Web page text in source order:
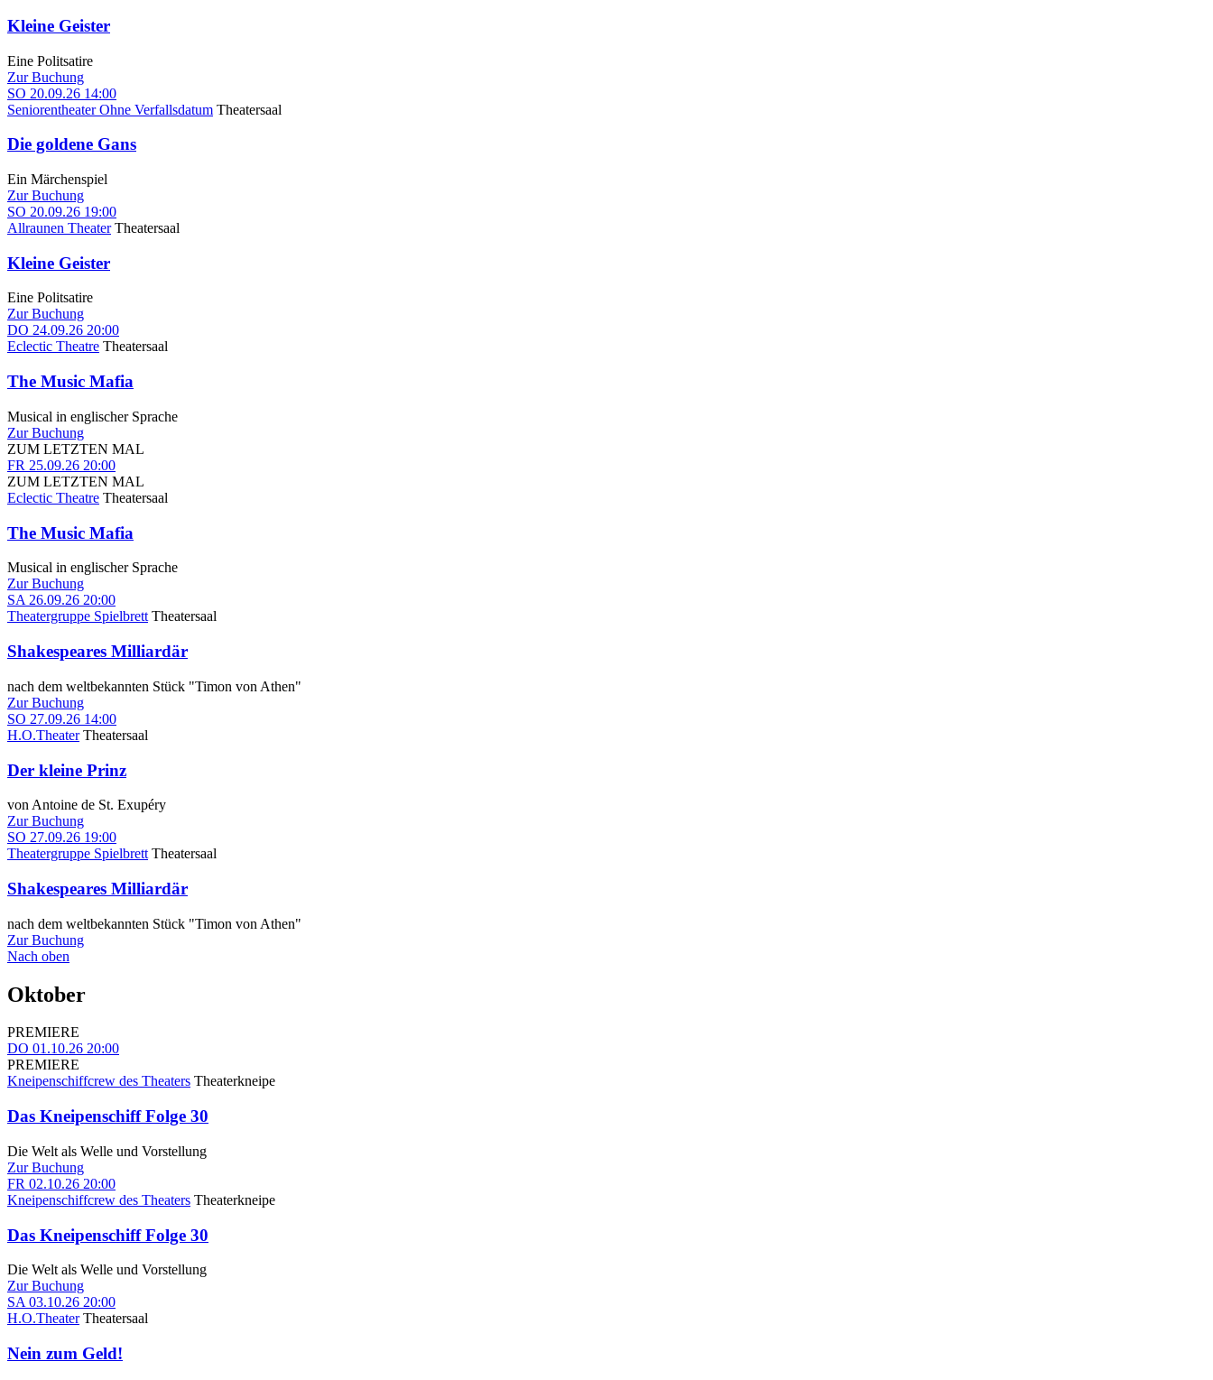
Kleine Geister
Eine Politsatire
Zur Buchung
SO 20.09.26 14:00
Seniorentheater Ohne Verfallsdatum Theatersaal
Die goldene Gans
Ein Märchenspiel
Zur Buchung
SO 20.09.26 19:00
Allraunen Theater Theatersaal
Kleine Geister
Eine Politsatire
Zur Buchung
DO 24.09.26 20:00
Eclectic Theatre Theatersaal
The Music Mafia
Musical in englischer Sprache
Zur Buchung
ZUM LETZTEN MAL
FR 25.09.26 20:00
ZUM LETZTEN MAL
Eclectic Theatre Theatersaal
The Music Mafia
Musical in englischer Sprache
Zur Buchung
SA 26.09.26 20:00
Theatergruppe Spielbrett Theatersaal
Shakespeares Milliardär
nach dem weltbekannten Stück "Timon von Athen"
Zur Buchung
SO 27.09.26 14:00
H.O.Theater Theatersaal
Der kleine Prinz
von Antoine de St. Exupéry
Zur Buchung
SO 27.09.26 19:00
Theatergruppe Spielbrett Theatersaal
Shakespeares Milliardär
nach dem weltbekannten Stück "Timon von Athen"
Zur Buchung
Nach oben
Oktober
PREMIERE
DO 01.10.26 20:00
PREMIERE
Kneipenschiffcrew des Theaters Theaterkneipe
Das Kneipenschiff Folge 30
Die Welt als Welle und Vorstellung
Zur Buchung
FR 02.10.26 20:00
Kneipenschiffcrew des Theaters Theaterkneipe
Das Kneipenschiff Folge 30
Die Welt als Welle und Vorstellung
Zur Buchung
SA 03.10.26 20:00
H.O.Theater Theatersaal
Nein zum Geld!